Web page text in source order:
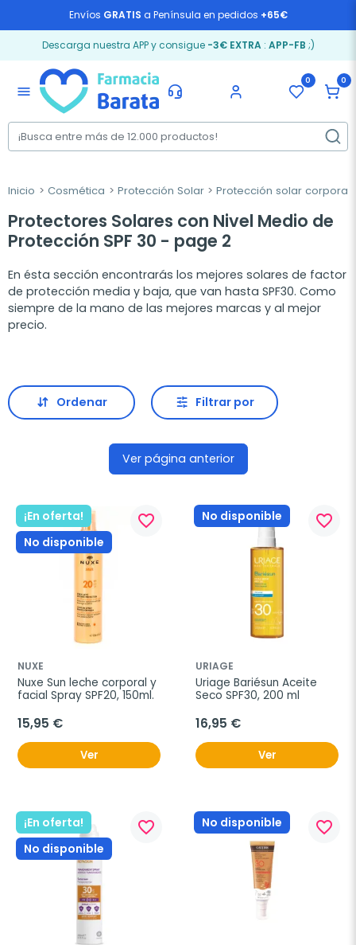
Envíos GRATIS a Península en pedidos +65€
Descarga nuestra APP y consigue -3€ EXTRA: APP-FB ;)
menu
0 0
Inicio Cosmética Protección Solar Protección solar corporal
Protectores Solares con Nivel Medio de
Protección SPF 30 - page 2
En ésta sección encontrarás los mejores solares de factor
de protección media y baja, que van hasta SPF30. Como
siempre de la mano de las mejores marcas y al mejor
precio.
Ordenar Filtrar por
Ver página anterior
¡En oferta!
No disponible
favorite_border
NUXE
Nuxe Sun leche corporal y
facial Spray SPF20, 150ml.
15,95 €
Ver
No disponible favorite_border
URIAGE
Uriage Bariésun Aceite
Seco SPF30, 200 ml
16,95 €
Ver
¡En oferta!
No disponible
favorite_border No disponible favorite_border